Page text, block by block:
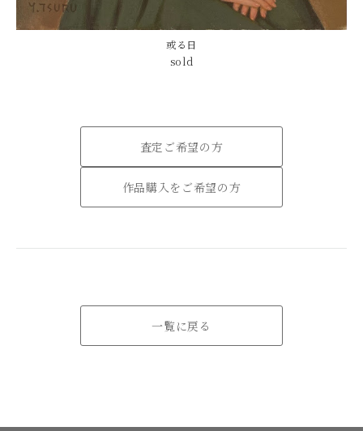
或る日
sold
査定ご希望の方
作品購入をご希望の方
一覧に戻る